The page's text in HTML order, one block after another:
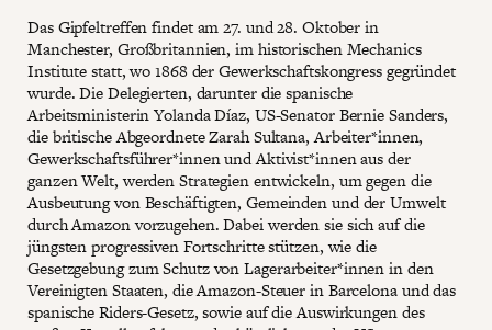
Das Gipfeltreffen findet am 27. und 28. Oktober in
Manchester, Großbritannien, im historischen Mechanics
Institute statt, wo 1868 der Gewerkschaftskongress gegründet
wurde. Die Delegierten, darunter die spanische
Arbeitsministerin Yolanda Díaz, US-Senator Bernie Sanders,
die britische Abgeordnete Zarah Sultana, Arbeiter*innen,
Gewerkschaftsführer*innen und Aktivist*innen aus der
ganzen Welt, werden Strategien entwickeln, um gegen die
Ausbeutung von Beschäftigten, Gemeinden und der Umwelt
durch Amazon vorzugehen. Dabei werden sie sich auf die
jüngsten progressiven Fortschritte stützen, wie die
Gesetzgebung zum Schutz von Lagerarbeiter*innen in den
Vereinigten Staaten, die Amazon-Steuer in Barcelona und das
spanische Riders-Gesetz, sowie auf die Auswirkungen des